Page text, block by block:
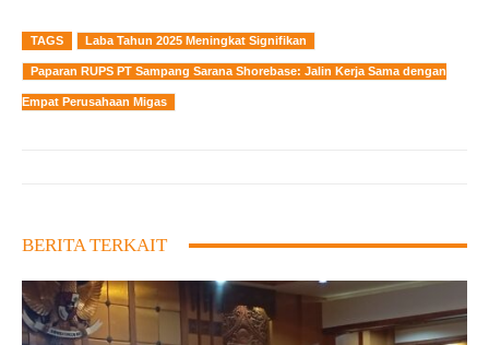
TAGS Laba Tahun 2025 Meningkat Signifikan
Paparan RUPS PT Sampang Sarana Shorebase: Jalin Kerja Sama dengan
Empat Perusahaan Migas
BERITA TERKAIT